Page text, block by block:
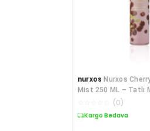
nurxos Nurxos
Mist 250 ML – Tatlı
Vücut Spreyi
(0)
Kargo Bedava